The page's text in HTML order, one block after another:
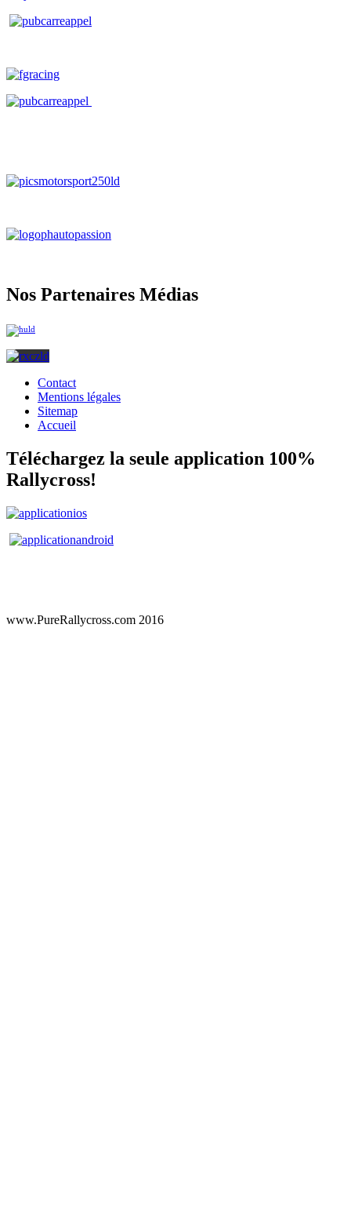
Nos Partenaires Médias
Contact
Mentions légales
Sitemap
Accueil
Téléchargez la seule application 100%
Rallycross!
www.PureRallycross.com 2016